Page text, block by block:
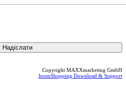
Copyright MAXXmarketing GmbH
JoomShopping Download & Support